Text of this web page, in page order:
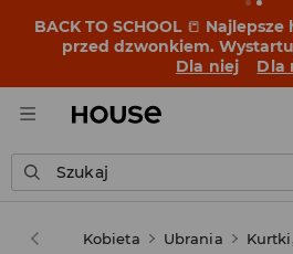
BACK TO SCHOOL 📒 Najlepsze
przed dzwonkiem.
Dla niej
Dla
Szukaj
House Kobieta Ubrania